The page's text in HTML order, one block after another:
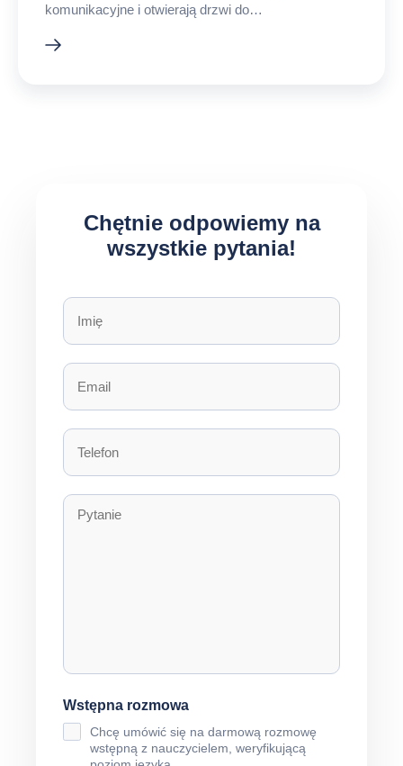
komunikacyjne i otwierają drzwi do…
Chętnie odpowiemy na
wszystkie pytania!
Wstępna rozmowa
Chcę umówić się na darmową rozmowę
wstępną z nauczycielem, weryfikującą